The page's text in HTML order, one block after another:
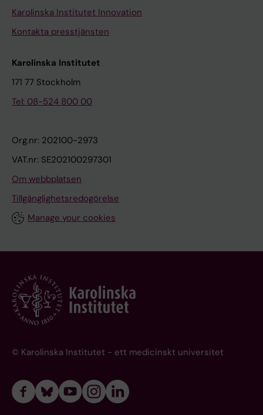
Karolinska Institutet Innovation
Kontakta presstjänsten
Karolinska Institutet
171 77 Stockholm
Tel: 08-524 800 00
Org.nr: 202100-2973
VAT.nr: SE202100297301
Om webbplatsen
Tillgänglighetsredogörelse
Manage your cookies
© Karolinska Institutet - ett medicinskt universitet